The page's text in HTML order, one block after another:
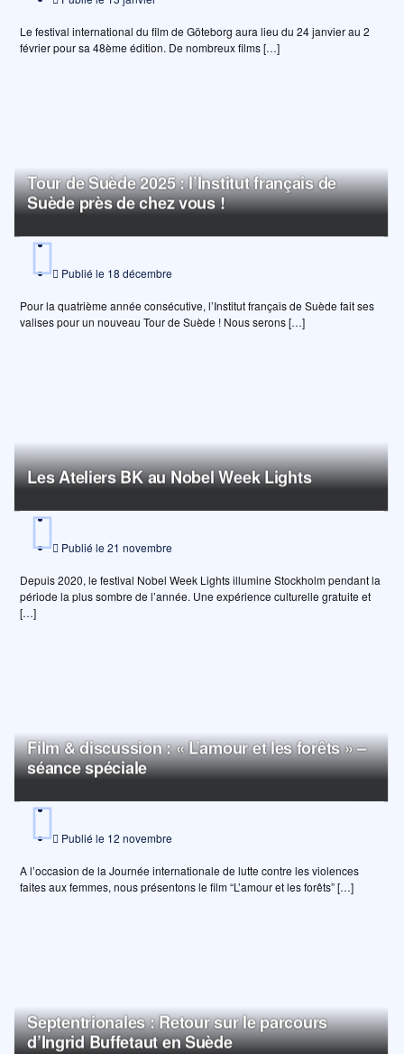
Le festival international du film de Göteborg aura lieu du 24 janvier au 2
février pour sa 48ème édition. De nombreux films […]
Tour de Suède 2025 : l’Institut français de
Suède près de chez vous !
Publié le 18 décembre
Pour la quatrième année consécutive, l’Institut français de Suède fait ses
valises pour un nouveau Tour de Suède ! Nous serons […]
Les Ateliers BK au Nobel Week Lights
Publié le 21 novembre
Depuis 2020, le festival Nobel Week Lights illumine Stockholm pendant la
période la plus sombre de l’année. Une expérience culturelle gratuite et
[…]
Film & discussion : « L’amour et les forêts » –
séance spéciale
Publié le 12 novembre
A l’occasion de la Journée internationale de lutte contre les violences
faites aux femmes, nous présentons le film “L’amour et les forêts” […]
Septentrionales : Retour sur le parcours
d’Ingrid Buffetaut en Suède